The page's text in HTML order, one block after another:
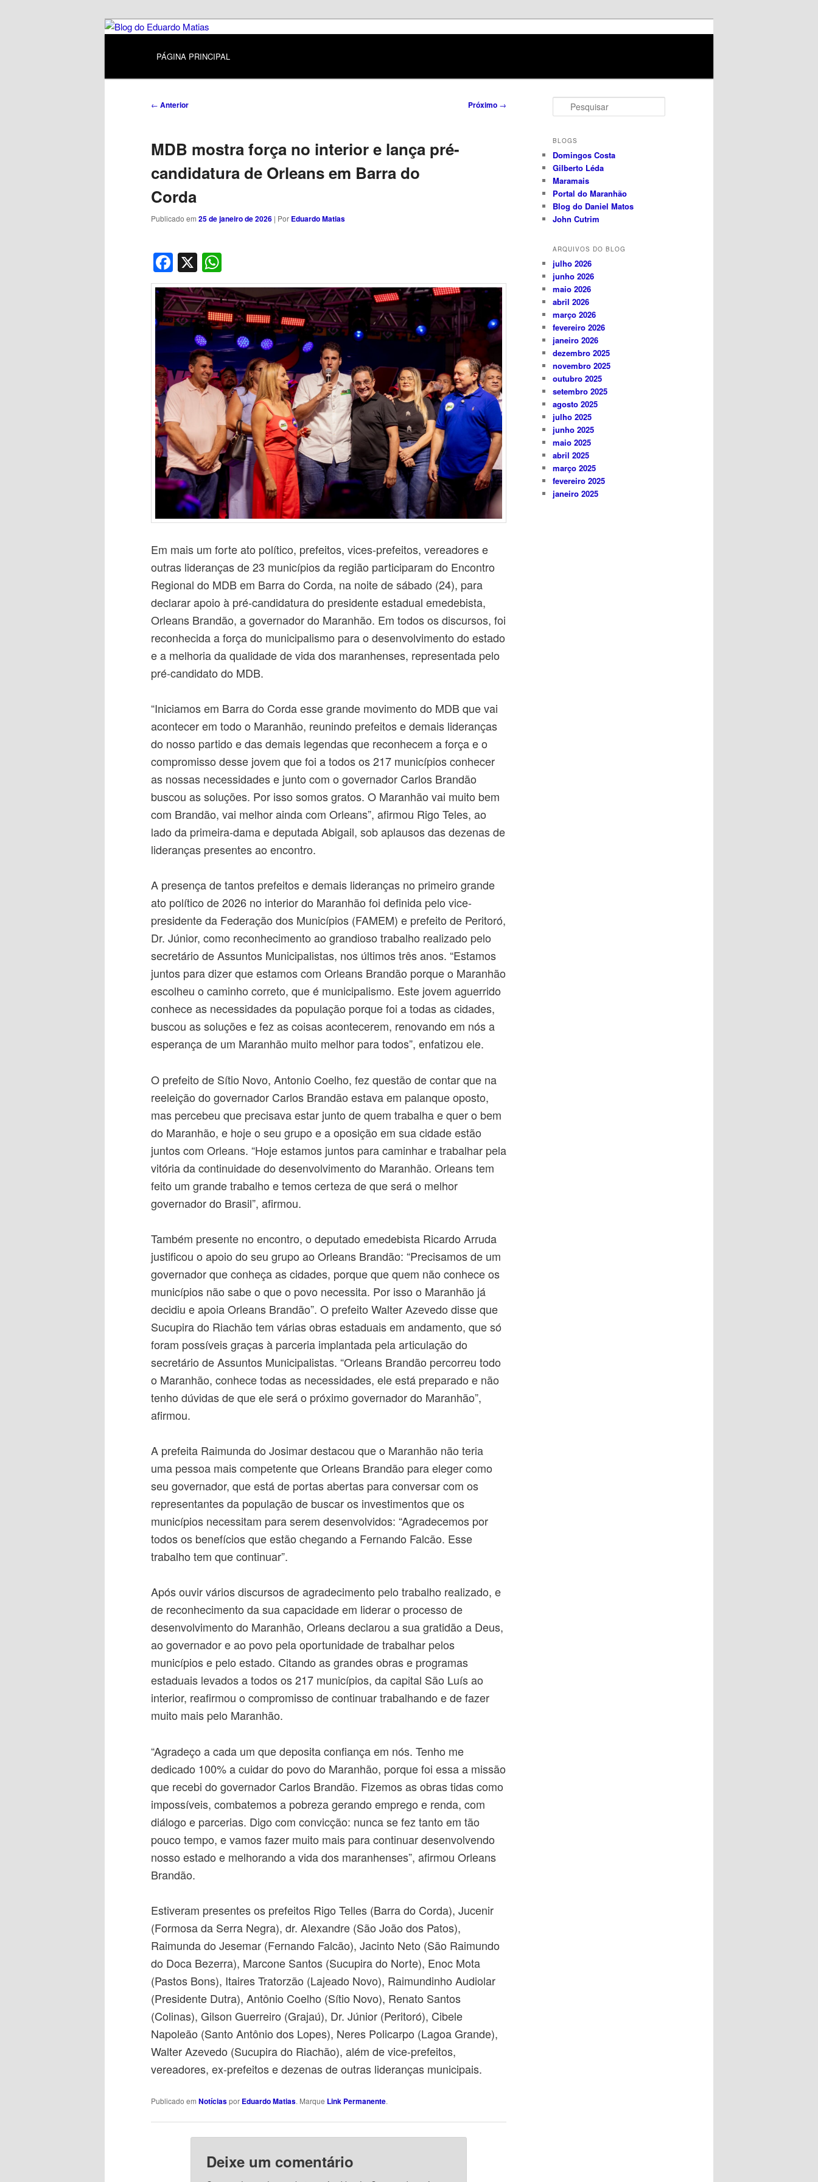
Blog do Eduardo Matias
Política, curiosidades e cotidiano
PÁGINA PRINCIPAL
Navegação
← Anterior Próximo →
MDB mostra força no interior e lança pré-
candidatura de Orleans em Barra do
Corda
Publicado em 25 de janeiro de 2026 | Por Eduardo Matias
Facebook
X
Em mais um forte ato político, prefeitos, vices-prefeitos, vereadores e
outras lideranças de 23 municípios da região participaram do Encontro
Regional do MDB em Barra do Corda, na noite de sábado (24), para
declarar apoio à pré-candidatura do presidente estadual emedebista,
Orleans Brandão, a governador do Maranhão. Em todos os discursos, foi
reconhecida a força do municipalismo para o desenvolvimento do estado
e a melhoria da qualidade de vida dos maranhenses, representada pelo
pré-candidato do MDB.
“Iniciamos em Barra do Corda esse grande movimento do MDB que vai
acontecer em todo o Maranhão, reunindo prefeitos e demais lideranças
do nosso partido e das demais legendas que reconhecem a força e o
compromisso desse jovem que foi a todos os 217 municípios conhecer
as nossas necessidades e junto com o governador Carlos Brandão
buscou as soluções. Por isso somos gratos. O Maranhão vai muito bem
com Brandão, vai melhor ainda com Orleans”, afirmou Rigo Teles, ao
lado da primeira-dama e deputada Abigail, sob aplausos das dezenas de
lideranças presentes ao encontro.
A presença de tantos prefeitos e demais lideranças no primeiro grande
ato político de 2026 no interior do Maranhão foi definida pelo vice-
presidente da Federação dos Municípios (FAMEM) e prefeito de Peritoró,
Dr. Júnior, como reconhecimento ao grandioso trabalho realizado pelo
secretário de Assuntos Municipalistas, nos últimos três anos. “Estamos
juntos para dizer que estamos com Orleans Brandão porque o Maranhão
escolheu o caminho correto, que é municipalismo. Este jovem aguerrido
conhece as necessidades da população porque foi a todas as cidades,
buscou as soluções e fez as coisas acontecerem, renovando em nós a
esperança de um Maranhão muito melhor para todos”, enfatizou ele.
O prefeito de Sítio Novo, Antonio Coelho, fez questão de contar que na
reeleição do governador Carlos Brandão estava em palanque oposto,
mas percebeu que precisava estar junto de quem trabalha e quer o bem
do Maranhão, e hoje o seu grupo e a oposição em sua cidade estão
juntos com Orleans. “Hoje estamos juntos para caminhar e trabalhar pela
vitória da continuidade do desenvolvimento do Maranhão. Orleans tem
feito um grande trabalho e temos certeza de que será o melhor
governador do Brasil”, afirmou.
Também presente no encontro, o deputado emedebista Ricardo Arruda
justificou o apoio do seu grupo ao Orleans Brandão: “Precisamos de um
governador que conheça as cidades, porque que quem não conhece os
municípios não sabe o que o povo necessita. Por isso o Maranhão já
decidiu e apoia Orleans Brandão”. O prefeito Walter Azevedo disse que
Sucupira do Riachão tem várias obras estaduais em andamento, que só
foram possíveis graças à parceria implantada pela articulação do
secretário de Assuntos Municipalistas. “Orleans Brandão percorreu todo
o Maranhão, conhece todas as necessidades, ele está preparado e não
tenho dúvidas de que ele será o próximo governador do Maranhão”,
afirmou.
A prefeita Raimunda do Josimar destacou que o Maranhão não teria
uma pessoa mais competente que Orleans Brandão para eleger como
seu governador, que está de portas abertas para conversar com os
representantes da população de buscar os investimentos que os
municípios necessitam para serem desenvolvidos: “Agradecemos por
todos os benefícios que estão chegando a Fernando Falcão. Esse
trabalho tem que continuar”.
Após ouvir vários discursos de agradecimento pelo trabalho realizado, e
de reconhecimento da sua capacidade em liderar o processo de
desenvolvimento do Maranhão, Orleans declarou a sua gratidão a Deus,
ao governador e ao povo pela oportunidade de trabalhar pelos
municípios e pelo estado. Citando as grandes obras e programas
estaduais levados a todos os 217 municípios, da capital São Luís ao
interior, reafirmou o compromisso de continuar trabalhando e de fazer
muito mais pelo Maranhão.
“Agradeço a cada um que deposita confiança em nós. Tenho me
dedicado 100% a cuidar do povo do Maranhão, porque foi essa a missão
que recebi do governador Carlos Brandão. Fizemos as obras tidas como
impossíveis, combatemos a pobreza gerando emprego e renda, com
diálogo e parcerias. Digo com convicção: nunca se fez tanto em tão
pouco tempo, e vamos fazer muito mais para continuar desenvolvendo
nosso estado e melhorando a vida dos maranhenses”, afirmou Orleans
Brandão.
Estiveram presentes os prefeitos Rigo Telles (Barra do Corda), Jucenir
(Formosa da Serra Negra), dr. Alexandre (São João dos Patos),
Raimunda do Jesemar (Fernando Falcão), Jacinto Neto (São Raimundo
do Doca Bezerra), Marcone Santos (Sucupira do Norte), Enoc Mota
(Pastos Bons), Itaires Tratorzão (Lajeado Novo), Raimundinho Audiolar
(Presidente Dutra), Antônio Coelho (Sítio Novo), Renato Santos
(Colinas), Gilson Guerreiro (Grajaú), Dr. Júnior (Peritoró), Cibele
Napoleão (Santo Antônio dos Lopes), Neres Policarpo (Lagoa Grande),
Walter Azevedo (Sucupira do Riachão), além de vice-prefeitos,
vereadores, ex-prefeitos e dezenas de outras lideranças municipais.
Publicado em Notíciaspor Eduardo Matias. Marque Link Permanente.
Deixe um comentário
e
q
i
s
a
r
BLOGS
Domingos Costa
Gilberto Léda
Maramais
Portal do Maranhão
Blog do Daniel Matos
John Cutrim
ARQUIVOS DO BLOG
julho 2026
junho 2026
maio 2026
abril 2026
março 2026
fevereiro 2026
janeiro 2026
dezembro 2025
novembro 2025
outubro 2025
setembro 2025
agosto 2025
julho 2025
junho 2025
maio 2025
abril 2025
março 2025
fevereiro 2025
janeiro 2025